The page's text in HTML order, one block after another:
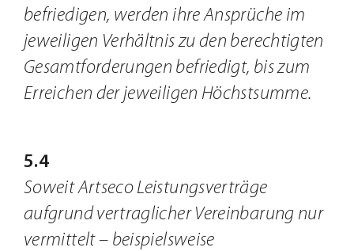
befriedigen, werden ihre Ansprüche im
jeweiligen Verhältnis zu den berechtigten
Gesamtforderungen befriedigt, bis zum
Erreichen der jeweiligen Höchstsumme.
5.4
Soweit Artseco Leistungsverträge
aufgrund vertraglicher Vereinbarung nur
vermittelt – beispielsweise